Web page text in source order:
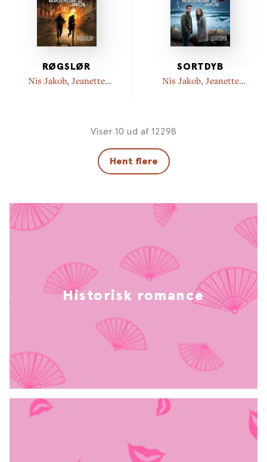
RØGSLØR
Nis Jakob, Jeanette
SORTDYB
Nis Jakob, Jeanette
Viser 10 ud af 12298
Hent flere
Historisk romance